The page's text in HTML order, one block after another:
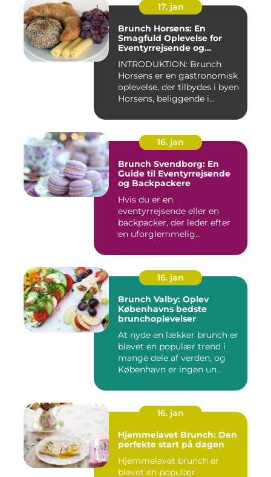
17. jan
Brunch Horsens: En
Smagfuld Oplevelse for
Eventyrrejsende og
INTRODUKTION: Brunch
Horsens er en gastronomisk
oplevelse, der tilbydes i byen
Horsens, beliggende i...
16. jan
Brunch Svendborg: En
Guide til Eventyrrejsende
og Backpackere
Hvis du er en
eventyrrejsende eller en
backpacker, der leder efter
en uforglemmelig
16. jan
Brunch Valby: Oplev
Københavns bedste
brunchoplevelser
At nyde en lækker brunch er
blevet en populær trend i
mange dele af verden, og
København er ingen un...
16. jan
Hjemmelavet Brunch: Den
perfekte start på dagen
Hjemmelavet brunch er
blevet en populær